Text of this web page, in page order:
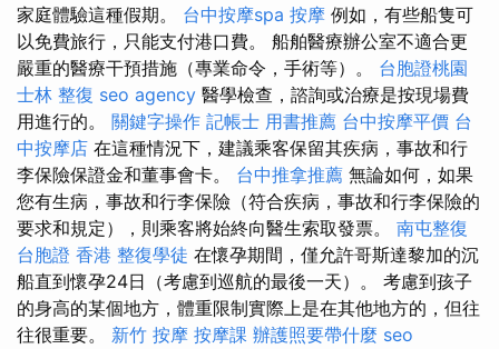
家庭體驗這種假期。 台中按摩spa 按摩 例如，有些船隻可
以免費旅行，只能支付港口費。 船舶醫療辦公室不適合更
嚴重的醫療干預措施（專業命令，手術等）。 台胞證桃園
士林 整復 seo agency 醫學檢查，諮詢或治療是按現場費
用進行的。 關鍵字操作 記帳士 用書推薦 台中按摩平價 台
中按摩店 在這種情況下，建議乘客保留其疾病，事故和行
李保險保證金和董事會卡。 台中推拿推薦 無論如何，如果
您有生病，事故和行李保險（符合疾病，事故和行李保險的
要求和規定），則乘客將始終向醫生索取發票。 南屯整復
台胞證 香港 整復學徒 在懷孕期間，僅允許哥斯達黎加的沉
船直到懷孕24日（考慮到巡航的最後一天）。 考慮到孩子
的身高的某個地方，體重限制實際上是在其他地方的，但往
往很重要。 新竹 按摩 按摩課 辦護照要帶什麼 seo